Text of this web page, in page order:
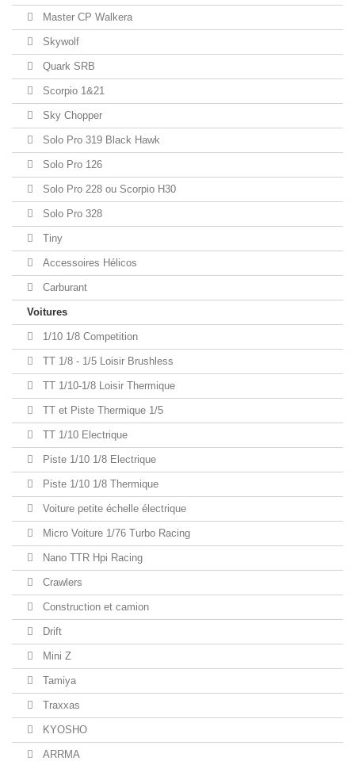
Master CP Walkera
Skywolf
Quark SRB
Scorpio 1&21
Sky Chopper
Solo Pro 319 Black Hawk
Solo Pro 126
Solo Pro 228 ou Scorpio H30
Solo Pro 328
Tiny
Accessoires Hélicos
Carburant
Voitures
1/10 1/8 Competition
TT 1/8 - 1/5 Loisir Brushless
TT 1/10-1/8 Loisir Thermique
TT et Piste Thermique 1/5
TT 1/10 Electrique
Piste 1/10 1/8 Electrique
Piste 1/10 1/8 Thermique
Voiture petite échelle électrique
Micro Voiture 1/76 Turbo Racing
Nano TTR Hpi Racing
Crawlers
Construction et camion
Drift
Mini Z
Tamiya
Traxxas
KYOSHO
ARRMA